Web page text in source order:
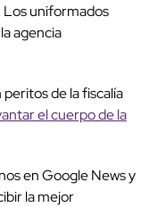
Los uniformados
agencia
de la fiscalía
el cuerpo de la
en Google News y
la mejor